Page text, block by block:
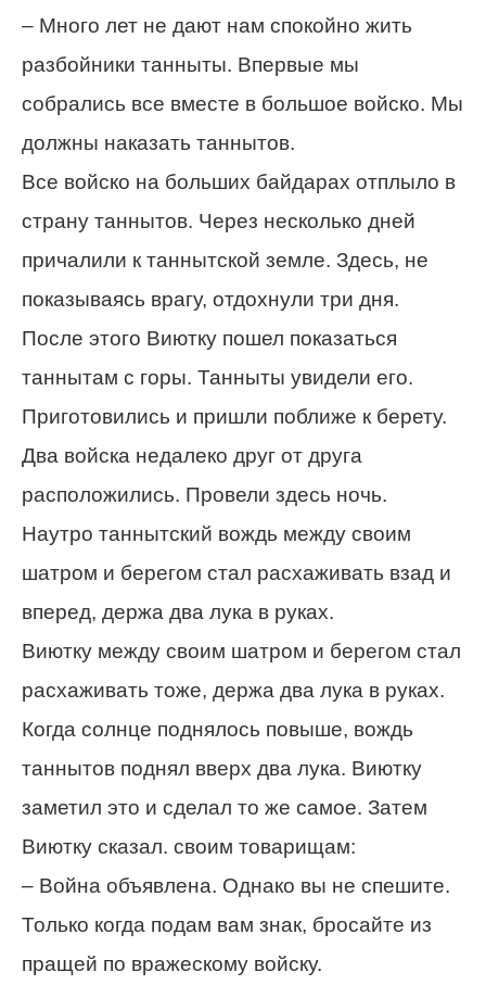
– Много лет не дают нам спокойно жить
разбойники танныты. Впервые мы
собрались все вместе в большое войско. Мы
должны наказать таннытов.
Все войско на больших байдарах отплыло в
страну таннытов. Через несколько дней
причалили к таннытской земле. Здесь, не
показываясь врагу, отдохнули три дня.
После этого Виютку пошел показаться
таннытам с горы. Танныты увидели его.
Приготовились и пришли поближе к берету.
Два войска недалеко друг от друга
расположились. Провели здесь ночь.
Наутро таннытский вождь между своим
шатром и берегом стал расхаживать взад и
вперед, держа два лука в руках.
Виютку между своим шатром и берегом стал
расхаживать тоже, держа два лука в руках.
Когда солнце поднялось повыше, вождь
таннытов поднял вверх два лука. Виютку
заметил это и сделал то же самое. Затем
Виютку сказал. своим товарищам:
– Война объявлена. Однако вы не спешите.
Только когда подам вам знак, бросайте из
пращей по вражескому войску.